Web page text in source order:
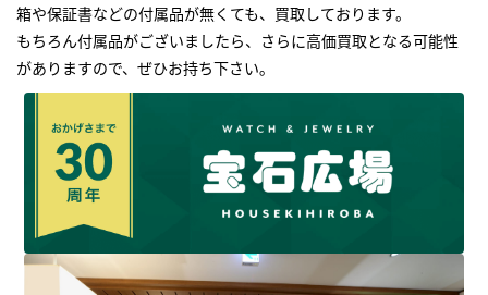
箱や保証書などの付属品が無くても、買取しております。
もちろん付属品がございましたら、さらに高価買取となる可能性
がありますので、ぜひお持ち下さい｡